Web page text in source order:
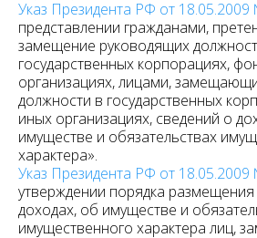
Указ Президента РФ от
представлении гражданами,
замещение руководящих
государственных корпорациях,
организациях, лицами,
должности в государственных
иных организациях, сведений о
имуществе и обязательствах
характера».
Указ Президента РФ от 18.05.2009
утверждении порядка
доходах, об имуществе и
имущественного характера лиц,